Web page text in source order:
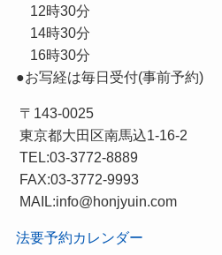
12時30分
14時30分
16時30分
●お写経は毎日受付(事前予約)
〒143-0025
東京都大田区南馬込1-16-2
TEL:03-3772-8889
FAX:03-3772-9993
MAIL:info@honjyuin.com
法要予約カレンダー